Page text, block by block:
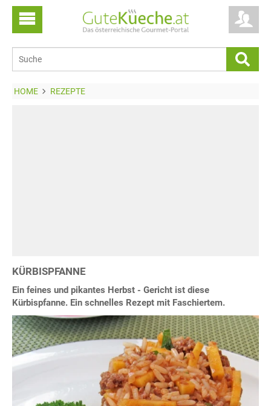
HOME REZEPTE
KÜRBISPFANNE
Ein feines und pikantes Herbst - Gericht ist diese
Kürbispfanne. Ein schnelles Rezept mit Faschiertem.